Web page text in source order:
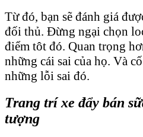
Từ đó, bạn sẽ đánh giá
đối thủ. Đừng ngại chọn
điểm tôt đó. Quan trọng
những cái sai của họ. Và
những lỗi sai đó.
Trang trí xe đẩy bán
tượng